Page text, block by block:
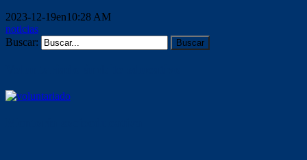
2023-12-19en10:28 AM
noticias
Buscar: